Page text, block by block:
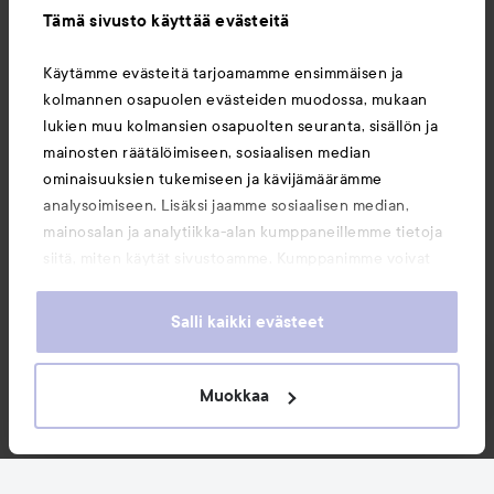
Tämä sivusto käyttää evästeitä
Käytämme evästeitä tarjoamamme ensimmäisen ja
kolmannen osapuolen evästeiden muodossa, mukaan
lukien muu kolmansien osapuolten seuranta, sisällön ja
mainosten räätälöimiseen, sosiaalisen median
ominaisuuksien tukemiseen ja kävijämäärämme
analysoimiseen. Lisäksi jaamme sosiaalisen median,
mainosalan ja analytiikka-alan kumppaneillemme tietoja
heille tai joita on kerätty, kun olet käyttänyt heidän
evästeiden käytön.
Salli kaikki evästeet
Muokkaa
Tietoja
Saattaisit myös tykätä
Copyright 2026